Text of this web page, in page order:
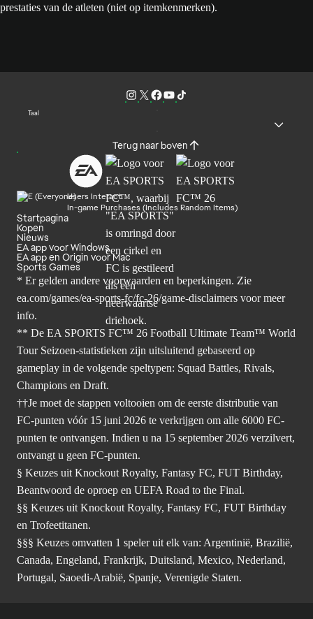
prestaties van de atleten (niet op itemkenmerken).
Taal
Terug naar boven
Users Interact
In-game Purchases (Includes Random Items)
Startpagina
Kopen
Nieuws
EA app voor Windows
EA app en Origin voor Mac
Sports Games
* Er gelden andere voorwaarden en beperkingen. Zie
ea.com/games/ea-sports-fc/fc-26/game-disclaimers voor meer
info.
** De EA SPORTS FC™ 26 Football Ultimate Team™ World
Tour Seizoen-statistieken zijn uitsluitend gebaseerd op
gameplay in de volgende speltypen: Squad Battles, Rivals,
Champions en Draft.
††Je moet de stappen voltooien om de eerste distributie van
FC-punten vóór 15 juni 2026 te verkrijgen om alle 6000 FC-
punten te ontvangen. Indien u na 15 september 2026 verzilvert,
ontvangt u geen FC-punten.
§ Keuzes uit Knockout Royalty, Fantasy FC, FUT Birthday,
Beantwoord de oproep en UEFA Road to the Final.
§§ Keuzes uit Knockout Royalty, Fantasy FC, FUT Birthday
en Trofeetitanen.
§§§ Keuzes omvatten 1 speler uit elk van: Argentinië, Brazilië,
Canada, Engeland, Frankrijk, Duitsland, Mexico, Nederland,
Portugal, Saoedi-Arabië, Spanje, Verenigde Staten.